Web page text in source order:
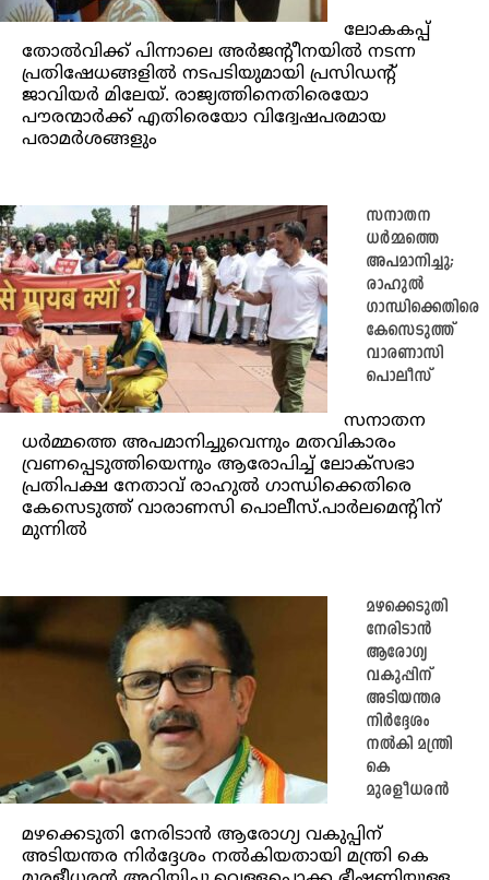
ലോകകപ്പ്
തോല്‍വിക്ക് പിന്നാലെ അര്‍ജന്റീനയില്‍ നടന്ന
പ്രതിഷേധങ്ങളില്‍ നടപടിയുമായി പ്രസിഡന്റ്
ജാവിയര്‍ മിലേയ്. രാജ്യത്തിനെതിരെയോ
പൗരന്മാര്‍ക്ക് എതിരെയോ വിദ്വേഷപരമായ
പരാമര്‍ശങ്ങളും
സനാതന
ധർമ്മത്തെ
അപമാനിച്ചു;
രാഹുൽ
ഗാന്ധിക്കെതിരെ
കേസെടുത്ത്
വാരണാസി
പൊലീസ്
സനാതന
ധർമ്മത്തെ അപമാനിച്ചുവെന്നും മതവികാരം
വ്രണപ്പെടുത്തിയെന്നും ആരോപിച്ച് ലോക്സഭാ
പ്രതിപക്ഷ നേതാവ് രാഹുൽ ഗാന്ധിക്കെതിരെ
കേസെടുത്ത് വാരാണസി പൊലീസ്.പാർലമെൻ്റിന്
മുന്നിൽ
മഴക്കെടുതി
നേരിടാന്‍
ആരോഗ്യ
വകുപ്പിന്
അടിയന്തര
നിര്‍ദ്ദേശം
നല്‍കി മന്ത്രി
കെ
മുരളീധരൻ
മഴക്കെടുതി നേരിടാന്‍ ആരോഗ്യ വകുപ്പിന്
അടിയന്തര നിര്‍ദ്ദേശം നല്‍കിയതായി മന്ത്രി കെ